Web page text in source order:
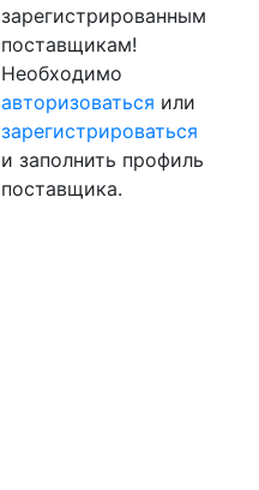
зарегистрированным
поставщикам!
Необходимо
авторизоваться или
зарегистрироваться
и заполнить профиль
поставщика.